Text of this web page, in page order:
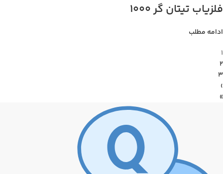
فلزیاب تیتان گر 1000
ادامه مطلب
1
2
3
›
»